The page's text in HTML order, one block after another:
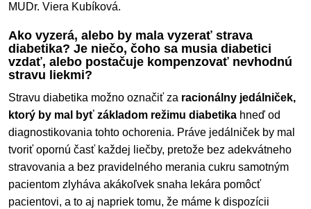
MUDr. Viera Kubíková.
Ako vyzerá, alebo by mala vyzerať strava
diabetika? Je niečo, čoho sa musia diabetici
vzdať, alebo postačuje kompenzovať nevhodnú
stravu liekmi?
Stravu diabetika možno označiť za racionálny jedálniček,
ktorý by mal byť základom režimu diabetika hneď od
diagnostikovania tohto ochorenia. Práve jedálniček by mal
tvoriť opornú časť každej liečby, pretože bez adekvátneho
stravovania a bez pravidelného merania cukru samotným
pacientom zlyháva akákoľvek snaha lekára pomôcť
pacientovi, a to aj napriek tomu, že máme k dispozícii